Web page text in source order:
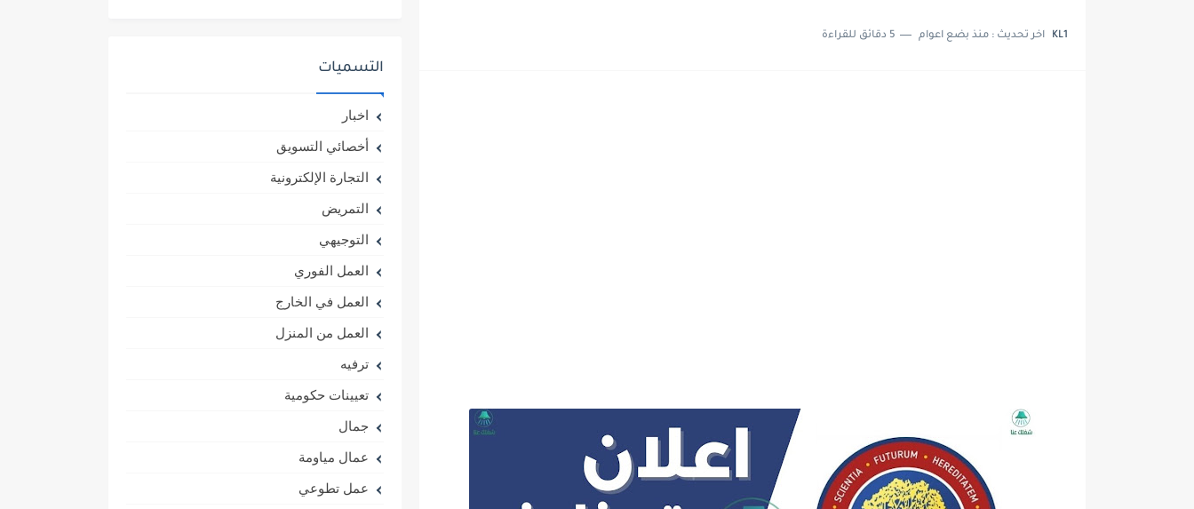
KL1 اخر تحديث : منذ بضع اعوام 5 دقائق للقراءة
التسميات
اخبار
أخصائي التسويق
التجارة الإلكترونية
التمريض
التوجيهي
العمل الفوري
العمل في الخارج
العمل من المنزل
ترفيه
تعيينات حكومية
جمال
عمال مياومة
عمل تطوعي